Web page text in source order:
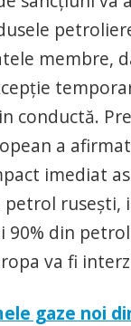
membre,
conductă.
a
imediat
ruseşti,
90% din
va fi
gaze noi